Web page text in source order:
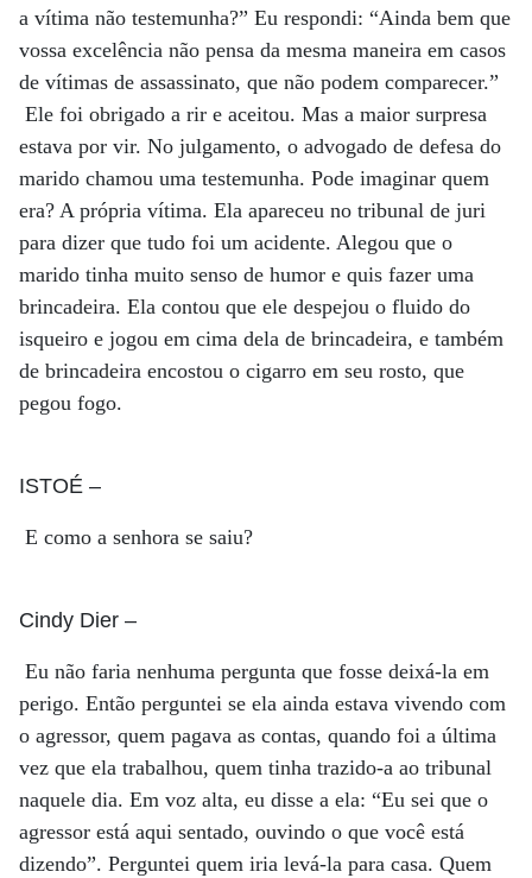
a vítima não testemunha?” Eu respondi: “Ainda bem que
vossa excelência não pensa da mesma maneira em casos
de vítimas de assassinato, que não podem comparecer.”
Ele foi obrigado a rir e aceitou. Mas a maior surpresa
estava por vir. No julgamento, o advogado de defesa do
marido chamou uma testemunha. Pode imaginar quem
era? A própria vítima. Ela apareceu no tribunal de juri
para dizer que tudo foi um acidente. Alegou que o
marido tinha muito senso de humor e quis fazer uma
brincadeira. Ela contou que ele despejou o fluido do
isqueiro e jogou em cima dela de brincadeira, e também
de brincadeira encostou o cigarro em seu rosto, que
pegou fogo.
ISTOÉ –
E como a senhora se saiu?
Cindy Dier –
Eu não faria nenhuma pergunta que fosse deixá-la em
perigo. Então perguntei se ela ainda estava vivendo com
o agressor, quem pagava as contas, quando foi a última
vez que ela trabalhou, quem tinha trazido-a ao tribunal
naquele dia. Em voz alta, eu disse a ela: “Eu sei que o
agressor está aqui sentado, ouvindo o que você está
dizendo”. Perguntei quem iria levá-la para casa. Quem